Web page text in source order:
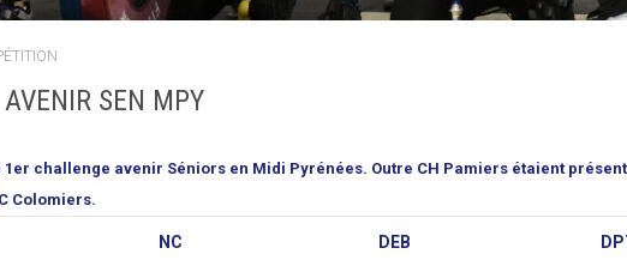
SEN MPY
challenge avenir Séniors en Midi Pyrénées. Outre CH Pamiers étaient
Colomiers.
NC DEB